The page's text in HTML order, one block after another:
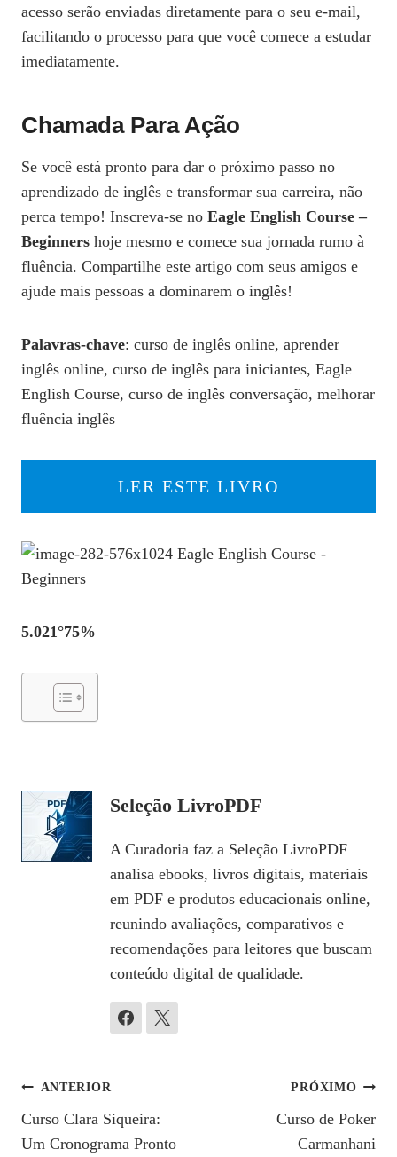
acesso serão enviadas diretamente para o seu e-mail,
facilitando o processo para que você comece a estudar
imediatamente.
Chamada Para Ação
Se você está pronto para dar o próximo passo no
aprendizado de inglês e transformar sua carreira, não
perca tempo! Inscreva-se no Eagle English Course –
Beginners hoje mesmo e comece sua jornada rumo à
fluência. Compartilhe este artigo com seus amigos e
ajude mais pessoas a dominarem o inglês!
Palavras-chave: curso de inglês online, aprender
inglês online, curso de inglês para iniciantes, Eagle
English Course, curso de inglês conversação, melhorar
fluência inglês
LER ESTE LIVRO
5.021°75%
Seleção LivroPDF
A Curadoria faz a Seleção LivroPDF
analisa ebooks, livros digitais, materiais
em PDF e produtos educacionais online,
reunindo avaliações, comparativos e
recomendações para leitores que buscam
conteúdo digital de qualidade.
Navegação
De
ANTERIOR
Curso Clara Siqueira:
Um Cronograma Pronto
PRÓXIMO
Curso de Poker
Carmanhani